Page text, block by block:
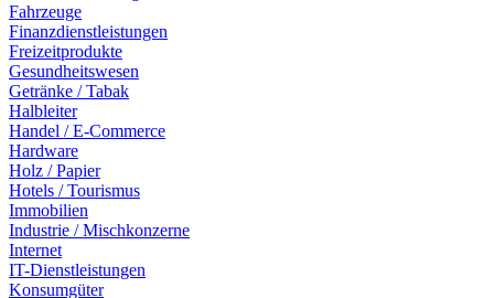
Fahrzeuge
Finanzdienstleistungen
Freizeitprodukte
Gesundheitswesen
Getränke / Tabak
Halbleiter
Handel / E-Commerce
Hardware
Holz / Papier
Hotels / Tourismus
Immobilien
Industrie / Mischkonzerne
Internet
IT-Dienstleistungen
Konsumgüter